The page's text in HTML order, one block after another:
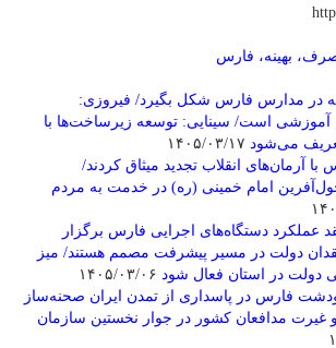
بهینه، فارس
در مدارس فارس شکل بگیرد/ فیروزی:
آموزشی است/ سینایی: توسعه زیرساخت‌ها با
می‌شود
آرمان‌های انقلاب تجدید میثاق کردند/
امام خمینی (ره) در خدمت به مردم
عملکرد دستگاه‌های اجرایی فارس برگزار
دولت در مسیر پیشرفت مصمم هستند/ میز
دولت در استان فعال شود
فارس در پاسداری از تمدن ایران صحنه‌ساز
مدافعان کشور در جوار نخستین سازمان